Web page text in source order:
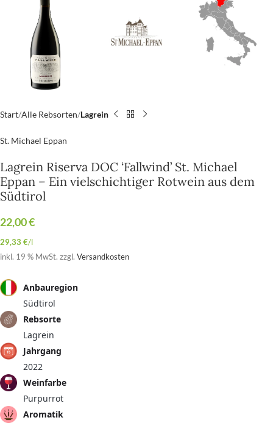
Start Alle Rebsorten Lagrein
St. Michael Eppan
Lagrein Riserva DOC ‘Fallwind’ St. Michael
Eppan – Ein vielschichtiger Rotwein aus dem
Südtirol
22,00€
29,33 €/
inkl. 19 % MwSt. zzgl. Versandkosten
Anbauregion
Südtirol
Rebsorte
Lagrein
Jahrgang
2022
Weinfarbe
Purpurrot
Aromatik